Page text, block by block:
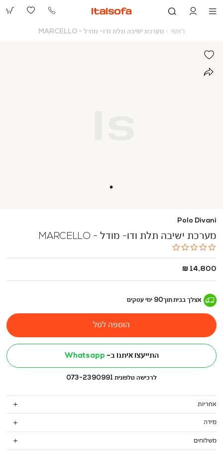
073-
ראשי ראשי
מערכת ישיבה תלת ודו- מודל - MARCELLO
Polo Divani
מערכת ישיבה תלת ודו- מודל - MARCELLO
החל
14,800 ₪
אצלך בביתתוך90 ימי עסקים
הוספה לסל
התייעצו איתנו ב- Whatsapp
לרכישה טלפונית 073-2390991
אחריות
מידה
משלוחים